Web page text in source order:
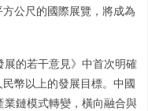
公尺的國際展覽，將成為
的若干意見》中首次明確
幣以上的發展目標。中國
鏈模式轉變，橫向融合與